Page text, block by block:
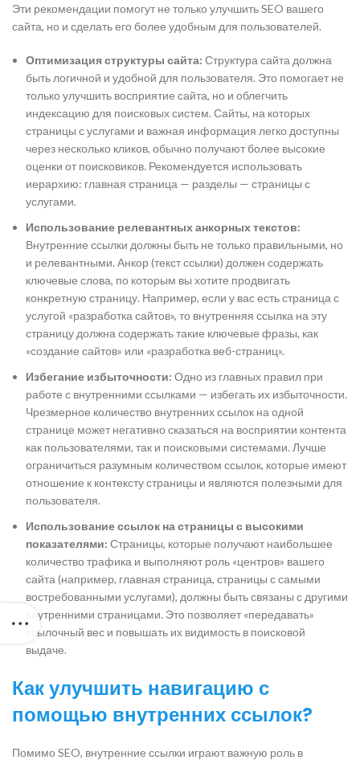
Эти рекомендации помогут не только улучшить SEO вашего
сайта, но и сделать его более удобным для пользователей.
Оптимизация структуры сайта: Структура сайта должна
быть логичной и удобной для пользователя. Это помогает не
только улучшить восприятие сайта, но и облегчить
индексацию для поисковых систем. Сайты, на которых
страницы с услугами и важная информация легко доступны
через несколько кликов, обычно получают более высокие
оценки от поисковиков. Рекомендуется использовать
иерархию: главная страница — разделы — страницы с
услугами.
Использование релевантных анкорных текстов:
Внутренние ссылки должны быть не только правильными, но
и релевантными. Анкор (текст ссылки) должен содержать
ключевые слова, по которым вы хотите продвигать
конкретную страницу. Например, если у вас есть страница с
услугой «разработка сайтов», то внутренняя ссылка на эту
страницу должна содержать такие ключевые фразы, как
«создание сайтов» или «разработка веб-страниц».
Избегание избыточности: Одно из главных правил при
работе с внутренними ссылками — избегать их избыточности.
Чрезмерное количество внутренних ссылок на одной
странице может негативно сказаться на восприятии контента
как пользователями, так и поисковыми системами. Лучше
ограничиться разумным количеством ссылок, которые имеют
отношение к контексту страницы и являются полезными для
пользователя.
Использование ссылок на страницы с высокими
показателями: Страницы, которые получают наибольшее
количество трафика и выполняют роль «центров» вашего
сайта (например, главная страница, страницы с самыми
востребованными услугами), должны быть связаны с другими
внутренними страницами. Это позволяет «передавать»
ссылочный вес и повышать их видимость в поисковой
выдаче.
Как улучшить навигацию с
помощью внутренних ссылок?
Помимо SEO, внутренние ссылки играют важную роль в